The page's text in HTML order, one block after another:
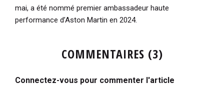
mai, a été nommé premier ambassadeur haute
performance d’Aston Martin en 2024.
COMMENTAIRES (3)
Connectez-vous pour commenter l'article